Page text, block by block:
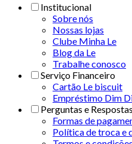
Institucional
Sobre nós
Nossas lojas
Clube Minha Le
Blog da Le
Trabalhe conosco
Serviço Financeiro
Cartão Le biscuit
Empréstimo Dim
Perguntas e Respostas
Formas de
Política de troca e